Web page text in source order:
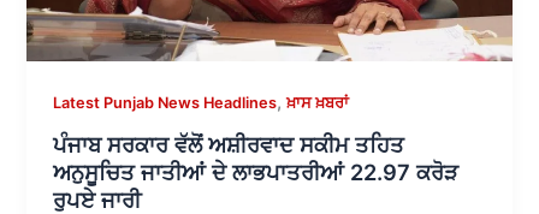
Latest Punjab News Headlines,ਖ਼ਾਸ ਖ਼ਬਰਾਂ
ਪੰਜਾਬ ਸਰਕਾਰ ਵੱਲੋਂ ਅਸ਼ੀਰਵਾਦ ਸਕੀਮ ਤਹਿਤ
ਅਨੁਸੂਚਿਤ ਜਾਤੀਆਂ ਦੇ ਲਾਭਪਾਤਰੀਆਂ 22.97 ਕਰੋੜ
ਰੁਪਏ ਜਾਰੀ